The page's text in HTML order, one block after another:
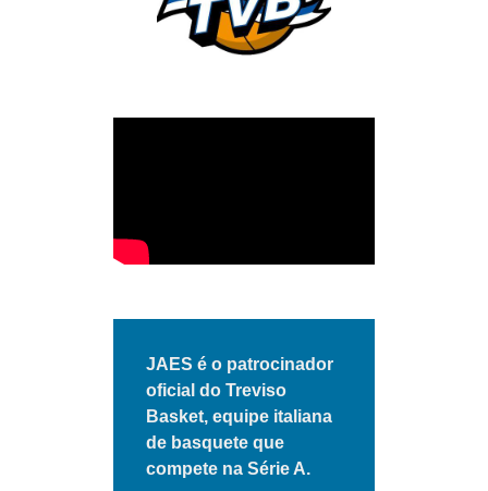
JAES é o patrocinador
oficial do Treviso
Basket, equipe italiana
de basquete que
compete na Série A.